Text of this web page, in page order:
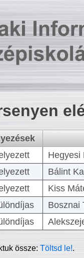
Hegyesi
Bálint
Kiss
Bosznai
össze:Töltsd le!.